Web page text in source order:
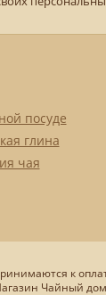
посуде
глина
чая
к
Чайный